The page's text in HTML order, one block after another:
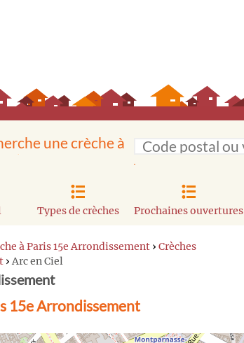
une crèche à
Types de crèches Prochaines ouvertures
à Paris 15e Arrondissement › Crèches
› Arc en Ciel
15e Arrondissement